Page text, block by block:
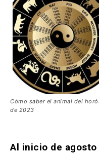
Cómo saber el animal del
de 2023
Al inicio de